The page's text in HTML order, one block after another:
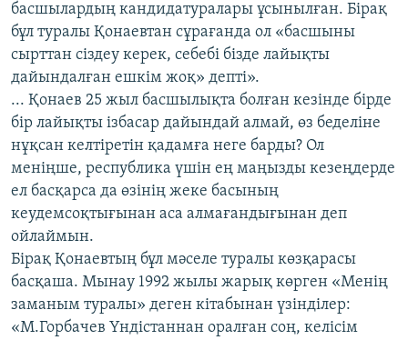
басшылардың кандидатуралары ұсынылған. Бірақ
бұл туралы Қонаевтан сұрағанда ол «басшыны
сырттан сіздеу керек, себебі бізде лайықты
дайындалған ешкім жоқ» депті».
... Қонаев 25 жыл басшылықта болған кезінде бірде
бір лайықты ізбасар дайындай алмай, өз беделіне
нұқсан келтіретін қадамға неге барды? Ол
меніңше, республика үшін ең маңызды кезеңдерде
ел басқарса да өзінің жеке басының
кеудемсоқтығынан аса алмағандығынан деп
ойлаймын.
Бірақ Қонаевтың бұл мәселе туралы көзқарасы
басқаша. Мынау 1992 жылы жарық көрген «Менің
заманым туралы» деген кітабынан үзінділер:
«М.Горбачев Үндістаннан оралған соң, келісім